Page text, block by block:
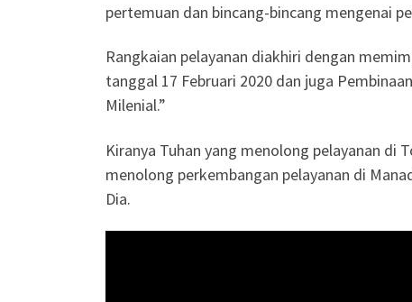
pertemuan dan bincang-bincang mengenai
Rangkaian pelayanan diakhiri dengan
tanggal 17 Februari 2020 dan juga
Milenial.”
Kiranya Tuhan yang menolong pelayanan di
menolong perkembangan pelayanan di
Dia.